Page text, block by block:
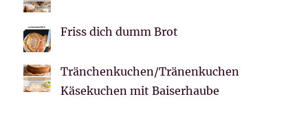
Friss dich dumm Brot
Tränchenkuchen/Tränenkuchen
Käsekuchen mit Baiserhaube